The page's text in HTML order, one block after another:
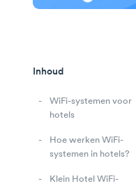
Inhoud
WiFi-systemen voor
hotels
Hoe werken WiFi-
systemen in hotels?
Klein Hotel WiFi-